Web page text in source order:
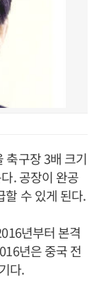
축구장 3배 크기
. 공장이 완공
할 수 있게 된다.
년부터 본격
년은 중국 전
다.